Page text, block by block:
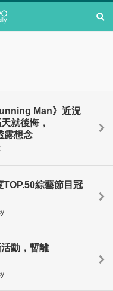
Man》近況
就後悔，
露想念
綜藝節目冠
動，暫離